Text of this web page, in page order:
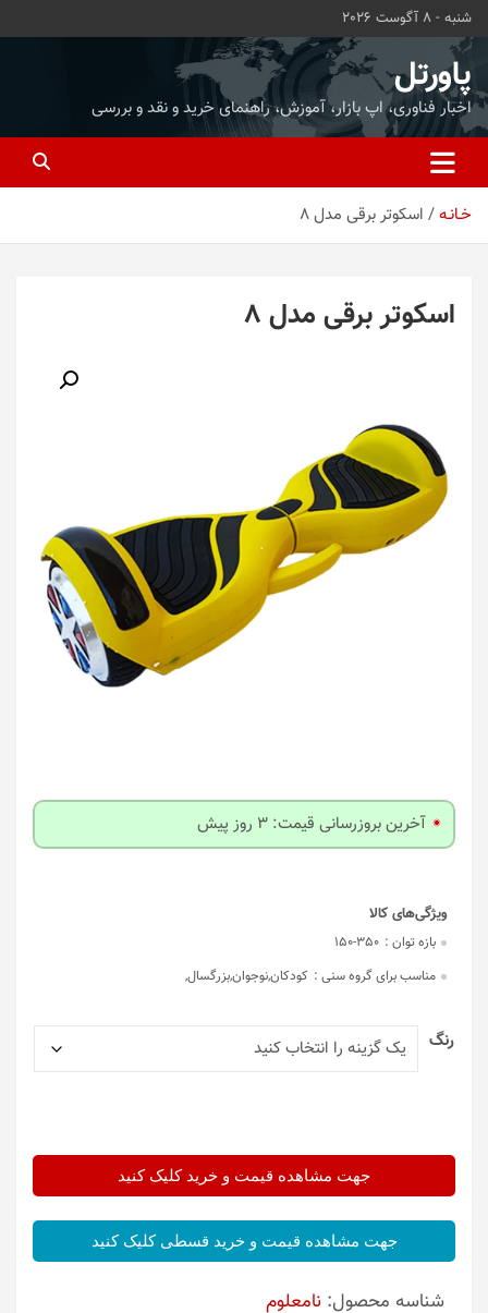
محتوا
بروید
شنبه - 8 آگوست 2026
پاورتل
اخبار فناوری، اپ بازار، آموزش، راهنمای خرید و نقد و بررسی
خـانـه اسکوتر برقی مدل 8
اسکوتر برقی مدل 8
آخرین بروزرسانی قیمت: 3 روز پیش
بازه توان : 150-350
مناسب برای گروه سنی : کودکان,نوجوان,بزرگسال,
رنگ
جهت مشاهده قیمت و خرید کلیک کنید
جهت مشاهده قیمت و خرید قسطی کلیک کنید
شناسه محصول: نامعلوم